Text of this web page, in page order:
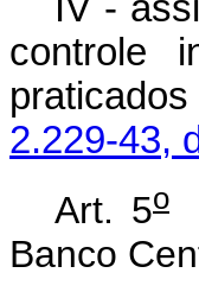
controle
2.229-43,
Art. 5o
Banco